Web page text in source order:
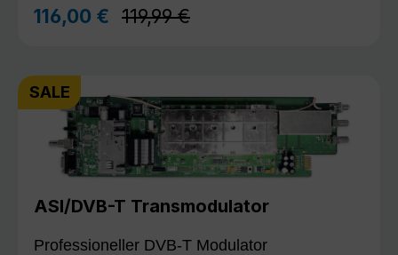
Verkaufspreis:
116,00 € Regulärer Preis:
119,99 €
SALE
ASI/DVB-T Transmodulator
Professioneller DVB-T Modulator